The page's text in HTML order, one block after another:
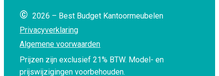
© 2026 – Best Budget Kantoormeubelen
Privacyverklaring
Algemene voorwaarden
Prijzen zijn exclusief 21% BTW. Model- en
prijswijzigingen voorbehouden.